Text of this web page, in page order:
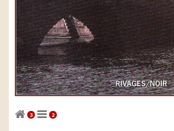
3 2